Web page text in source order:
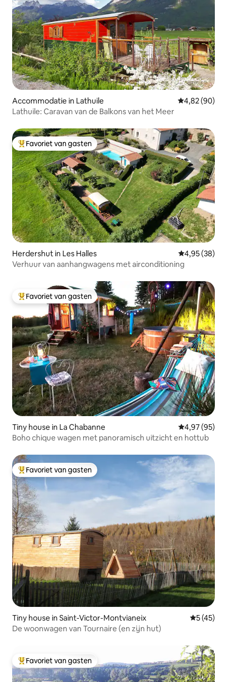
Accommodatie in Lathuile Gemiddelde
4,82 (90)
Lathuile: Caravan van de Balkons van het Meer
Topfavoriet van gasten
Favoriet van gasten
Herdershut in Les Halles Gemiddelde
4,95 (38)
Verhuur van aanhangwagens met airconditioning
Topfavoriet van gasten
Favoriet van gasten
Tiny house in La Chabanne Gemiddelde
4,97 (95)
Boho chique wagen met panoramisch uitzicht en hottub
Topfavoriet van gasten
Favoriet van gasten
Tiny house in Saint-Victor-Montvianeix
5 (45)
De woonwagen van Tournaire (en zijn hut)
Topfavoriet van gasten
Favoriet van gasten